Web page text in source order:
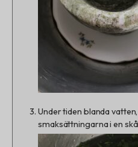
Under tiden blanda
smaksättningarna i en